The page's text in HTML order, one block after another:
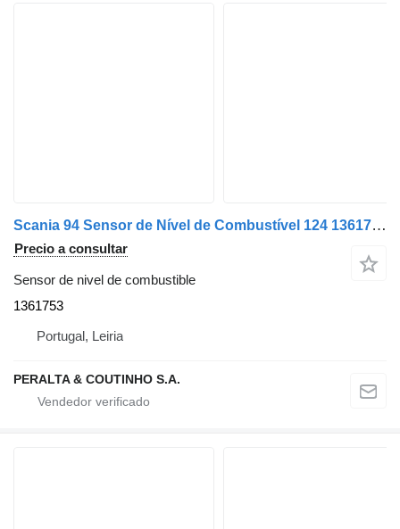
Scania 94 Sensor de Nível de Combustível 124 1361753 sensor de nivel de combustible para Scania 124 camión
Precio a consultar
Sensor de nivel de combustible
1361753
Portugal, Leiria
PERALTA & COUTINHO S.A.